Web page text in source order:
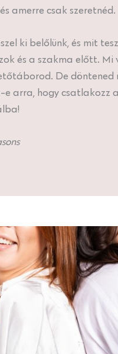
amerre csak szeretnéd.
ki belőlünk, és mit
és a szakma előtt.
De döntened
e arra, hogy csatlakozz